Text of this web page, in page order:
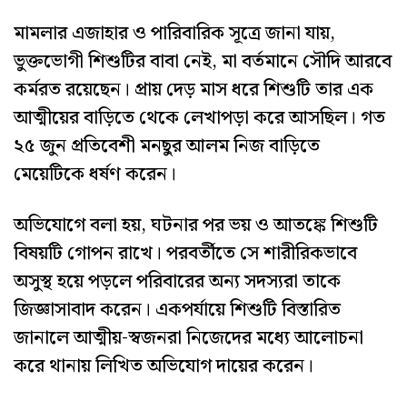
‎মামলার এজাহার ও পারিবারিক সূত্রে জানা যায়,
ভুক্তভোগী শিশুটির বাবা নেই, মা বর্তমানে সৌদি আরবে
কর্মরত রয়েছেন। প্রায় দেড় মাস ধরে শিশুটি তার এক
আত্মীয়ের বাড়িতে থেকে লেখাপড়া করে আসছিল। গত
২৫ জুন প্রতিবেশী মনছুর আলম নিজ বাড়িতে
মেয়েটিকে ধর্ষণ করেন।
অভিযোগে বলা হয়, ঘটনার পর ভয় ও আতঙ্কে শিশুটি
বিষয়টি গোপন রাখে। পরবর্তীতে সে শারীরিকভাবে
অসুস্থ হয়ে পড়লে পরিবারের অন্য সদস্যরা তাকে
জিজ্ঞাসাবাদ করেন। একপর্যায়ে শিশুটি বিস্তারিত
জানালে আত্মীয়-স্বজনরা নিজেদের মধ্যে আলোচনা
করে থানায় লিখিত অভিযোগ দায়ের করেন।